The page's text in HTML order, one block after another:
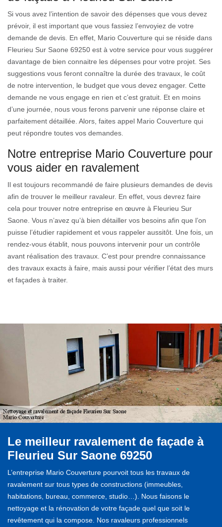
Si vous avez l’intention de savoir des dépenses que vous devez
prévoir, il est important que vous fassiez l’envoyiez de votre
demande de devis. En effet, Mario Couverture qui se réside dans
Fleurieu Sur Saone 69250 est à votre service pour vous suggérer
davantage de bien connaitre les dépenses pour votre projet. Ses
suggestions vous feront connaître la durée des travaux, le coût
de notre intervention, le budget que vous devez engager. Cette
demande ne vous engage en rien et c’est gratuit. Et en moins
d’une journée, nous vous ferons parvenir une réponse claire et
parfaitement détaillée. Alors, faites appel Mario Couverture qui
peut répondre toutes vos demandes.
Notre entreprise Mario Couverture pour
vous aider en ravalement
Il est toujours recommandé de faire plusieurs demandes de devis
afin de trouver le meilleur ravaleur. En effet, vous devrez faire
cela pour trouver notre entreprise en œuvre à Fleurieu Sur
Saone. Vous n’avez qu’à bien détailler vos besoins afin que l’on
puisse l’étudier rapidement et vous rappeler aussitôt. Une fois, un
rendez-vous établit, nous pouvons intervenir pour un contrôle
avant réalisation des travaux. C’est pour prendre connaissance
des travaux exacts à faire, mais aussi pour vérifier l’état des murs
et façades à traiter.
Le meilleur ravalement de façade à
Fleurieu Sur Saone 69250
L’entreprise Mario Couverture pourvoit tous les travaux de
ravalement sur tous types de constructions (immeubles,
habitations, bureau, commerce, studio…). Nous faisons le
nettoyage et la rénovation de votre façade quel que soit le
revêtement qui la compose. Nos ravaleurs professionnels